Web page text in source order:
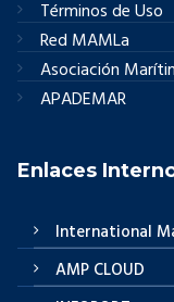
Términos de Uso
Red MAMLa
Asociación
APADEMAR
Enlaces
International
AMP CLOUD